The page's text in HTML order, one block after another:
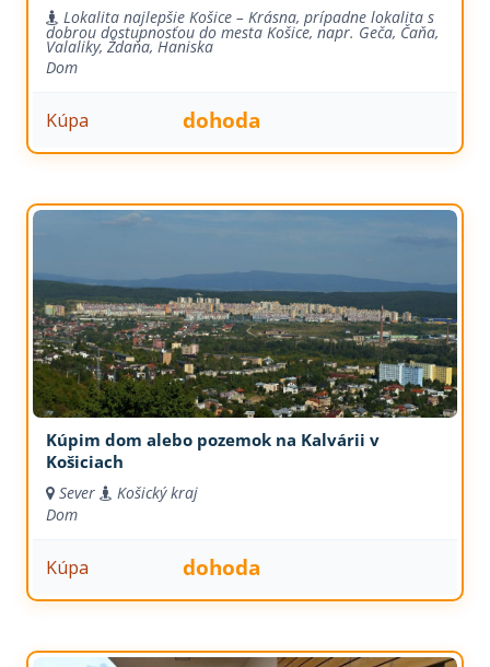
Lokalita najlepšie Košice – Krásna, prípadne lokalita s
dobrou dostupnosťou do mesta Košice, napr. Geča, Čaňa,
Valaliky, Ždaňa, Haniska
Dom
Kúpa dohoda
Kúpim dom alebo pozemok na Kalvárii v
Košiciach
Sever
Košický kraj
Dom
Kúpa dohoda